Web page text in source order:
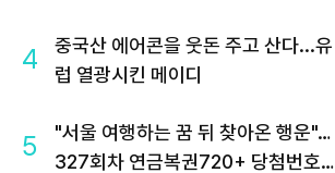
4
중국산 에어콘을 웃돈 주고 산다...유
럽 열광시킨 메이디
5
"서울 여행하는 꿈 뒤 찾아온 행운"…
327회차 연금복권720+ 당첨번호조